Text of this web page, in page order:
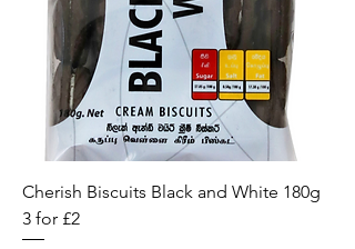
Cherish Biscuits Black and White 180g
3 for £2